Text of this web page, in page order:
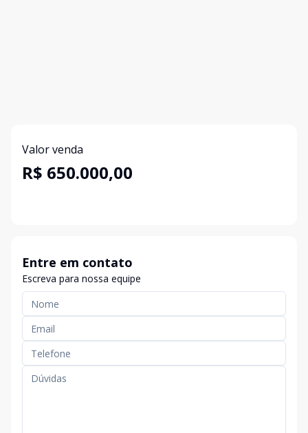
Valor venda
R$ 650.000,00
Entre em contato
Escreva para nossa equipe